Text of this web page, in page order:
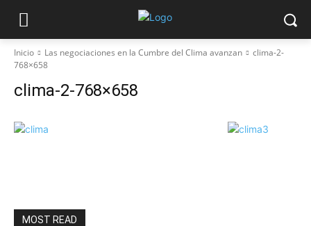
Inicio Las negociaciones en la Cumbre del Clima avanzan
clima-2-
768×658
clima-2-768×658
MOST READ